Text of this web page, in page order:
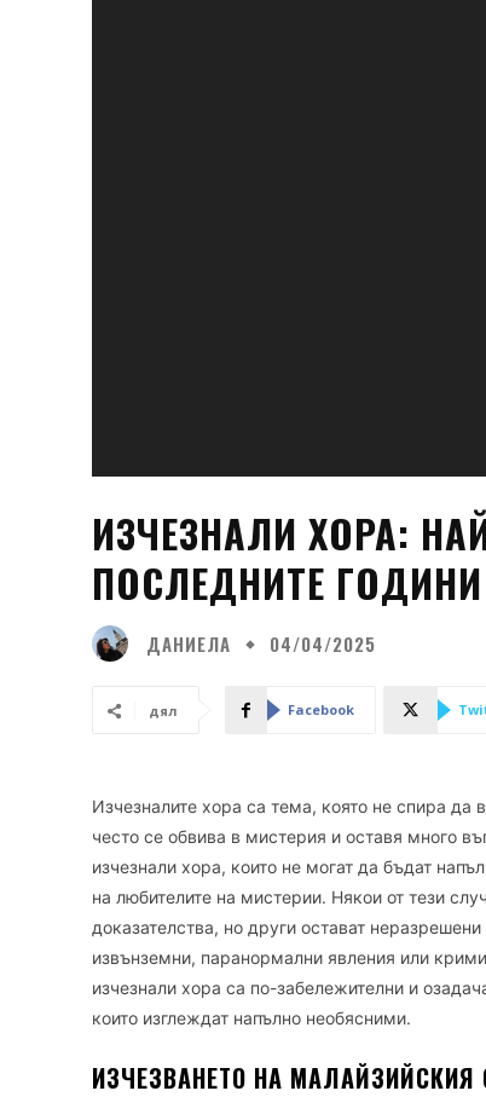
ИЗЧЕЗНАЛИ ХОРА:
ПОСЛЕДНИТЕ ГОДИНИ
ДАНИЕЛА 04/04/2025
дял Facebook
Изчезналите хора са тема, която не спира да
често се обвива в мистерия и оставя много
изчезнали хора, които не могат да бъдат
на любителите на мистерии. Някои от тези
доказателства, но други остават
извънземни, паранормални явления или
изчезнали хора са по-забележителни и
които изглеждат напълно необясними.
ИЗЧЕЗВАНЕТО НА МАЛАЙЗИЙСКИЯ